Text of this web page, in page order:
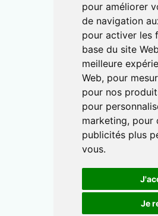
pour améliorer
de navigation
pour activer les
base du site Web
meilleure
Web, pour
pour nos
pour
marketing, pour
publicités plus
vous.
Je